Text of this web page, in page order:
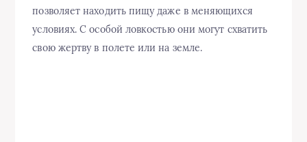
позволяет находить пищу даже в меняющихся
условиях. С особой ловкостью они могут схватить
свою жертву в полете или на земле.